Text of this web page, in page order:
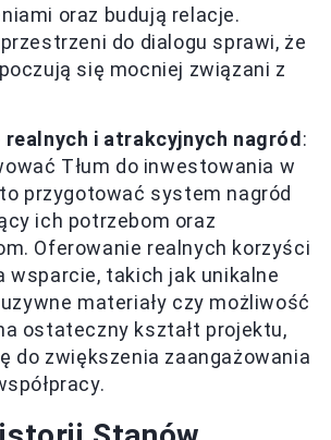
oraz budują relacje.
do dialogu sprawi, że
się mocniej związani z
realnych i atrakcyjnych nagród:
Tłum do inwestowania w
przygotować system nagród
ich potrzebom oraz
Oferowanie realnych korzyści
wsparcie, takich jak unikalne
materiały czy możliwość
ostateczny kształt projektu,
do zwiększenia zaangażowania